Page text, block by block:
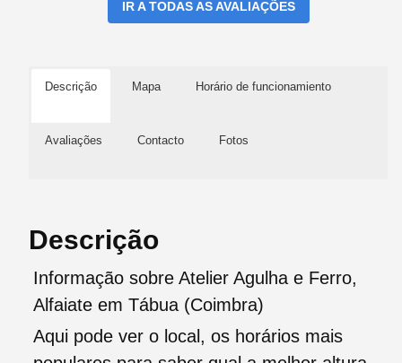
IR A TODAS AS AVALIAÇÕES
Descrição Mapa Horário de funcionamiento
Avaliações Contacto Fotos
Descrição
Informação sobre Atelier Agulha e Ferro,
Alfaiate em Tábua (Coimbra)
Aqui pode ver o local, os horários mais